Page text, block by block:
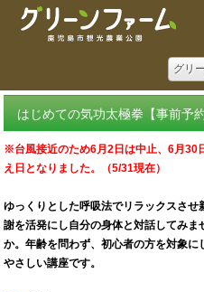
グリ
はじめての気功太極拳【事前予約
※台風接近のため6月2日は中止、6月30
え日となりました。（5/31現在）
ゆっくりとした呼吸法でリラックスさせ
謝を活発にし自分の身体と対話してみま
か。年齢を問わず、初心者の方を対象に
やさしい講座です。